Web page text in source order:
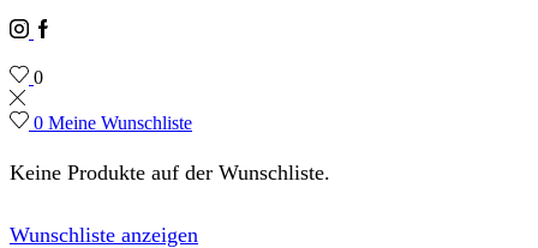
Instagram
Facebook
0
0 Meine Wunschliste
Keine Produkte auf der Wunschliste.
Wunschliste anzeigen